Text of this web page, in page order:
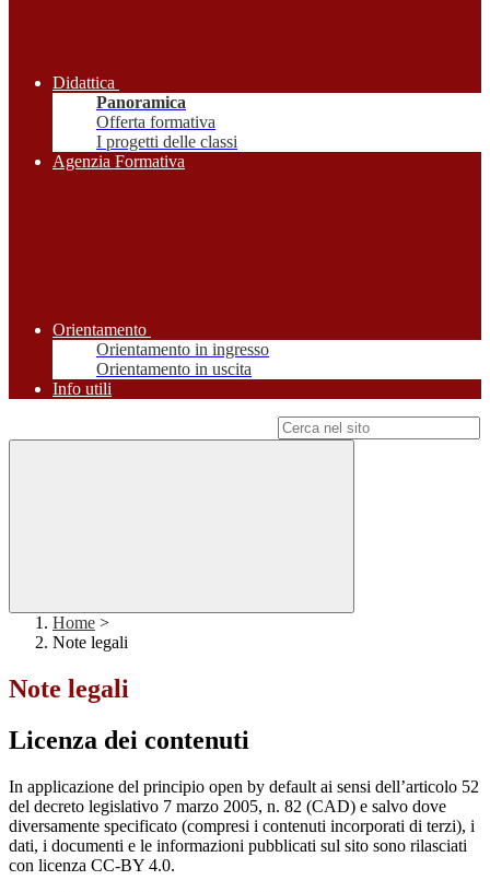
Didattica
Panoramica
Offerta formativa
I progetti delle classi
Agenzia Formativa
Orientamento
Orientamento in ingresso
Orientamento in uscita
Info utili
Home >
Note legali
Note legali
Licenza dei contenuti
In applicazione del principio open by default ai sensi dell’articolo 52
del decreto legislativo 7 marzo 2005, n. 82 (CAD) e salvo dove
diversamente specificato (compresi i contenuti incorporati di terzi), i
dati, i documenti e le informazioni pubblicati sul sito sono rilasciati
con licenza CC-BY 4.0.